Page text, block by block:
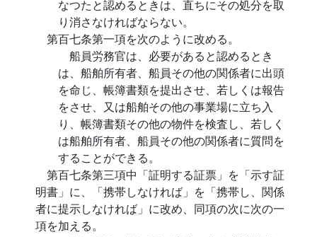
なつたと認めるときは、直ちにその処分を取
り消さなければならない。
第百七条第一項を次のように改める。
船員労務官は、必要があると認めるとき
は、船舶所有者、船員その他の関係者に出頭
を命じ、帳簿書類を提出させ、若しくは報告
をさせ、又は船舶その他の事業場に立ち入
り、帳簿書類その他の物件を検査し、若しく
は船舶所有者、船員その他の関係者に質問を
することができる。
第百七条第三項中「証明する証票」を「示す証
明書」に、「携帯しなければ」を「携帯し、関係
者に提示しなければ」に改め、同項の次に次の一
項を加える。